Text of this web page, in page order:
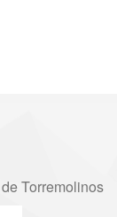
Torremolinos